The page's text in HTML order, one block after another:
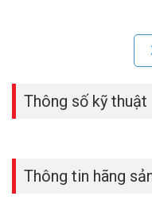
Thông số kỹ thuật
Thông tin hãng